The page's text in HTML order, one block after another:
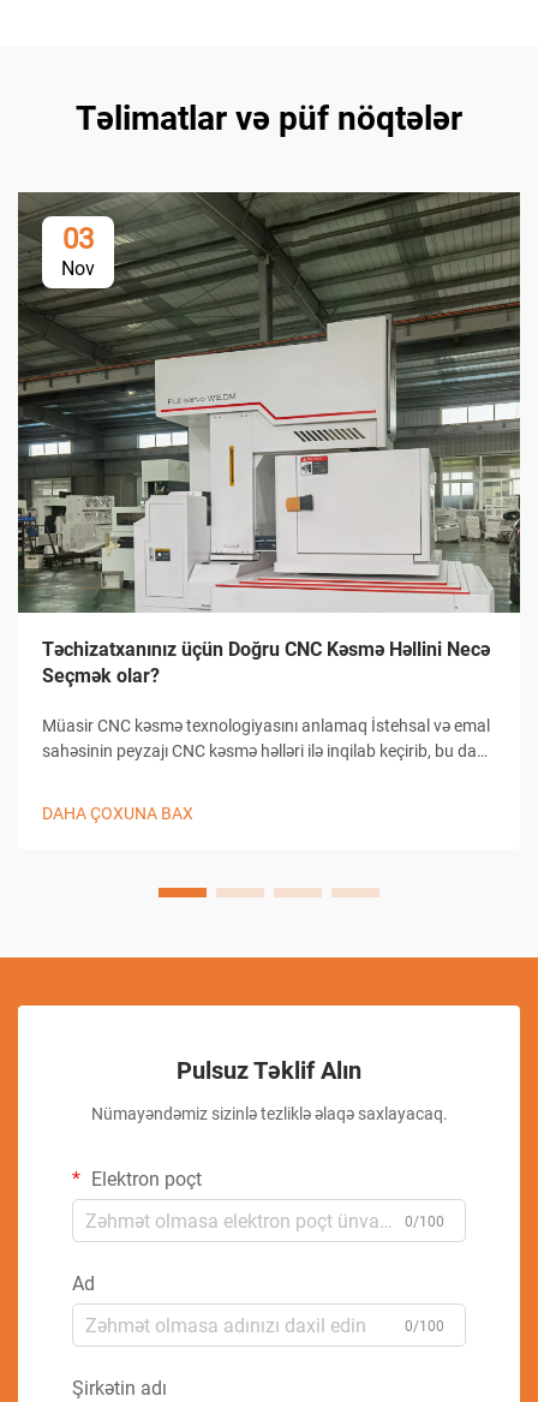
Təlimatlar və püf nöqtələr
03
Nov
Təchizatxanınız üçün Doğru CNC Kəsmə Həllini Necə
Seçmək olar?
Müasir CNC kəsmə texnologiyasını anlamaq İstehsal və emal
sahəsinin peyzajı CNC kəsmə həlləri ilə inqilab keçirib, bu da
birləşmiş...
DAHA ÇOXUNA BAX
Pulsuz Təklif Alın
Nümayəndəmiz sizinlə tezliklə əlaqə saxlayacaq.
Elektron poçt
0/100
Ad
0/100
Şirkətin adı